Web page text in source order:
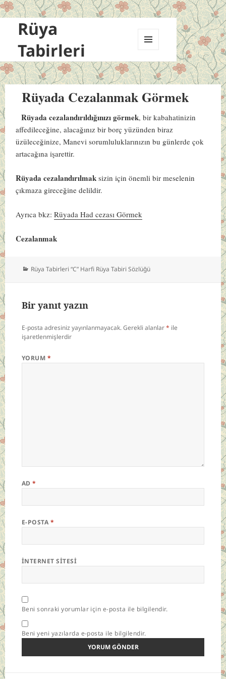
Rüya
Tabirleri
VE
BILEŞENLER
Rüyada Cezalanmak Görmek
Rüyada cezalandırıldığınızı görmek, bir kabahatinizin
affedileceğine, alacağınız bir borç yüzünden biraz
üzüleceğinize, Manevi sorumluluklarınızın bu günlerde çok
artacağına işarettir.
Rüyada cezalandırılmaksizin için önemli bir meselenin
çıkmaza gireceğine delildir.
Ayrıca bkz:Rüyada Had cezası Görmek
Cezalanmak
Kategoriler
Rüya Tabirleri “C” Harfi Rüya Tabiri Sözlüğü
Bir yanıt yazın
E-posta adresiniz yayınlanmayacak.Gerekli alanlar* ile
işaretlenmişlerdir
YORUM *
AD*
E-POSTA *
İNTERNET SITESI
Beni sonraki yorumlar için e-posta ile bilgilendir.
Beni yeni yazılarda e-posta ile bilgilendir.